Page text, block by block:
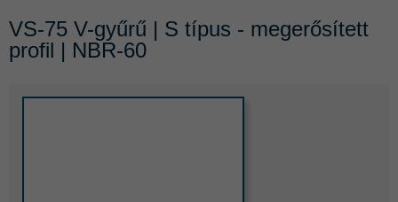
VS-75 V-gyűrű | S típus - megerősített
profil | NBR-60